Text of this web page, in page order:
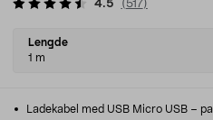
4.5 ( 517)
Select
variant
Lengde
1 m
Ladekabel med USB Micro USB –